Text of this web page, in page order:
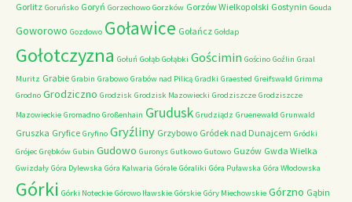
Gorlitz Goruńsko Goryń Gorzechowo Gorzków Gorzów Wielkopolski Gostynin Gouda
Goworowo Gozdowo Goławice Gołańcz Gołdap
Gołotczyzna Gołuń Gołąb Gołąbki Gościmin Gościno Goźlin Graal
Muritz Grabie Grabin Grabowo Grabów nad Pilicą Gradki Graested Greifswald Grimma
Grodno Grodziczno Grodzisk Grodzisk Mazowiecki Grodziszcze Grodziszcze
Mazowieckie Gromadno Großenhain Grudusk Grudziądz Gruenewald Grunwald
Gruszka Gryfice Gryfino Gryźliny Grzybowo Gródek nad Dunajcem Gródki
Grójec Grębków Gubin Gudowo Guronys Gutkowo Gutowo Guzów Gwda Wielka
Gwizdały Góra Dylewska Góra Kalwaria Górale Góraliki Góra Puławska Góra Włodowska
Górki Górki Noteckie Górowo Iławskie Górskie Góry Miechowskie Górzno Gąbin